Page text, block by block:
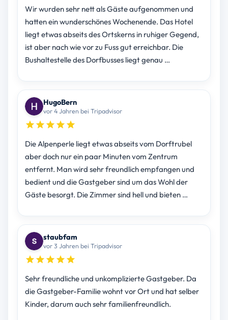
Wir wurden sehr nett als Gäste aufgenommen und
hatten ein wunderschönes Wochenende. Das Hotel
liegt etwas abseits des Ortskerns in ruhiger Gegend,
ist aber nach wie vor zu Fuss gut erreichbar. Die
Bushaltestelle des Dorfbusses liegt genau …
HugoBern
vor 4 Jahren bei Tripadvisor
Die Alpenperle liegt etwas abseits vom Dorftrubel
aber doch nur ein paar Minuten vom Zentrum
entfernt. Man wird sehr freundlich empfangen und
bedient und die Gastgeber sind um das Wohl der
Gäste besorgt. Die Zimmer sind hell und bieten …
staubfam
vor 3 Jahren bei Tripadvisor
Sehr freundliche und unkomplizierte Gastgeber. Da
die Gastgeber-Familie wohnt vor Ort und hat selber
Kinder, darum auch sehr familienfreundlich.